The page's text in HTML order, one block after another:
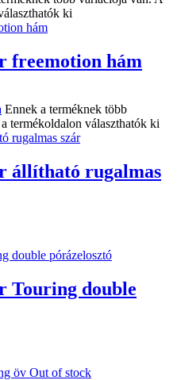
ki
freemotion hám
Ennek a terméknek több
termékoldalon választhatók ki
állítható rugalmas
Touring double
Out of stock